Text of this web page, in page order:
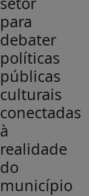
para
debater
políticas
públicas
culturais
conectadas
à
realidade
do
município